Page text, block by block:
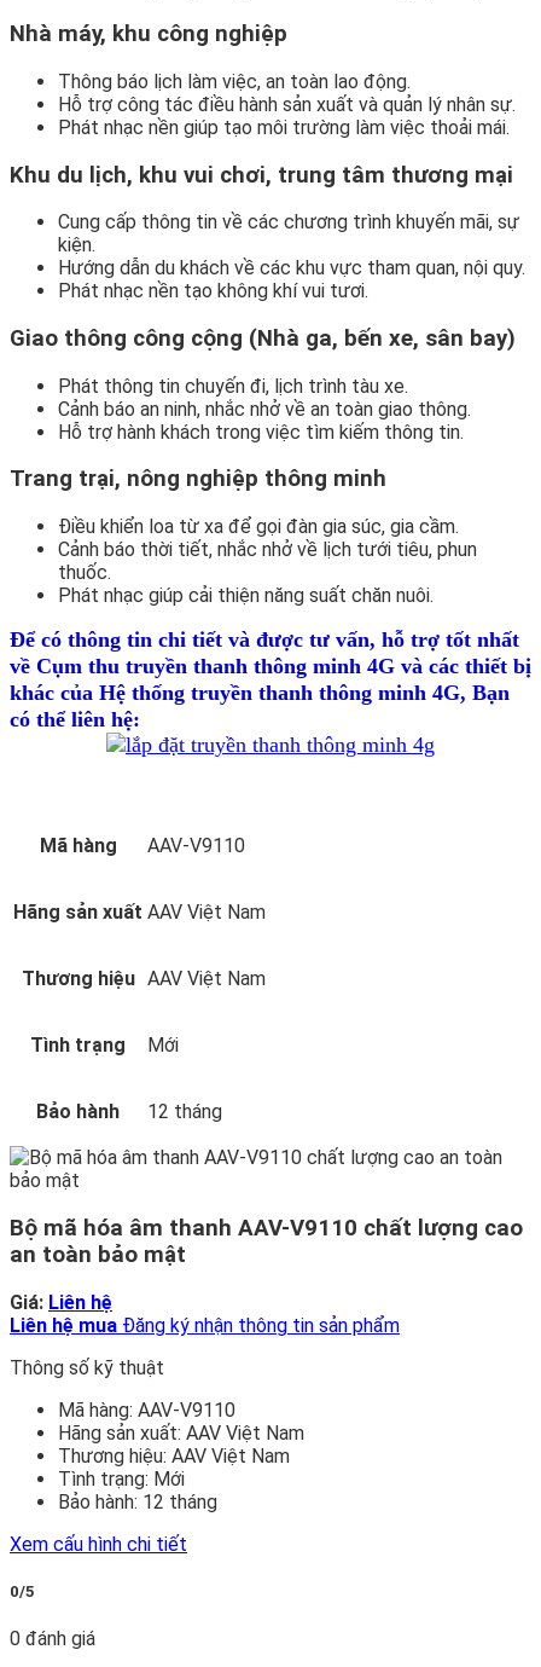
Nhà máy, khu công nghiệp
Thông báo lịch làm việc, an toàn lao động.
Hỗ trợ công tác điều hành sản xuất và quản lý nhân sự.
Phát nhạc nền giúp tạo môi trường làm việc thoải mái.
Khu du lịch, khu vui chơi, trung tâm thương mại
Cung cấp thông tin về các chương trình khuyến mãi, sự
kiện.
Hướng dẫn du khách về các khu vực tham quan, nội quy.
Phát nhạc nền tạo không khí vui tươi.
Giao thông công cộng (Nhà ga, bến xe, sân bay)
Phát thông tin chuyến đi, lịch trình tàu xe.
Cảnh báo an ninh, nhắc nhở về an toàn giao thông.
Hỗ trợ hành khách trong việc tìm kiếm thông tin.
Trang trại, nông nghiệp thông minh
Điều khiển loa từ xa để gọi đàn gia súc, gia cầm.
Cảnh báo thời tiết, nhắc nhở về lịch tưới tiêu, phun
thuốc.
Phát nhạc giúp cải thiện năng suất chăn nuôi.
Để có thông tin chi tiết và được tư vấn, hỗ trợ tốt nhất
về Cụm thu truyền thanh thông minh 4G và các thiết bị
khác của Hệ thống truyền thanh thông minh 4G, Bạn
có thể liên hệ:
Mã hàng AAV-V9110
Hãng sản xuất AAV Việt Nam
Thương hiệu AAV Việt Nam
Tình trạng Mới
Bảo hành 12 tháng
Bộ mã hóa âm thanh AAV-V9110 chất lượng cao
an toàn bảo mật
Giá: Liên hệ
Liên hệ mua Đăng ký nhận thông tin sản phẩm
Thông số kỹ thuật
Mã hàng: AAV-V9110
Hãng sản xuất: AAV Việt Nam
Thương hiệu: AAV Việt Nam
Tình trạng: Mới
Bảo hành: 12 tháng
Xem cấu hình chi tiết
0/5
0 đánh giá